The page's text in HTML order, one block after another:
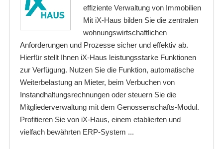
effiziente Verwaltung von Immobilien
Mit iX-Haus bilden Sie die zentralen
wohnungswirtschaftlichen
Anforderungen und Prozesse sicher und effektiv ab.
Hierfür stellt Ihnen iX-Haus leistungsstarke Funktionen
zur Verfügung. Nutzen Sie die Funktion, automatische
Weiterbelastung an Mieter, beim Verbuchen von
Instandhaltungsrechnungen oder steuern Sie die
Mitgliederverwaltung mit dem Genossenschafts-Modul.
Profitieren Sie von iX-Haus, einem etablierten und
vielfach bewährten ERP-System ...